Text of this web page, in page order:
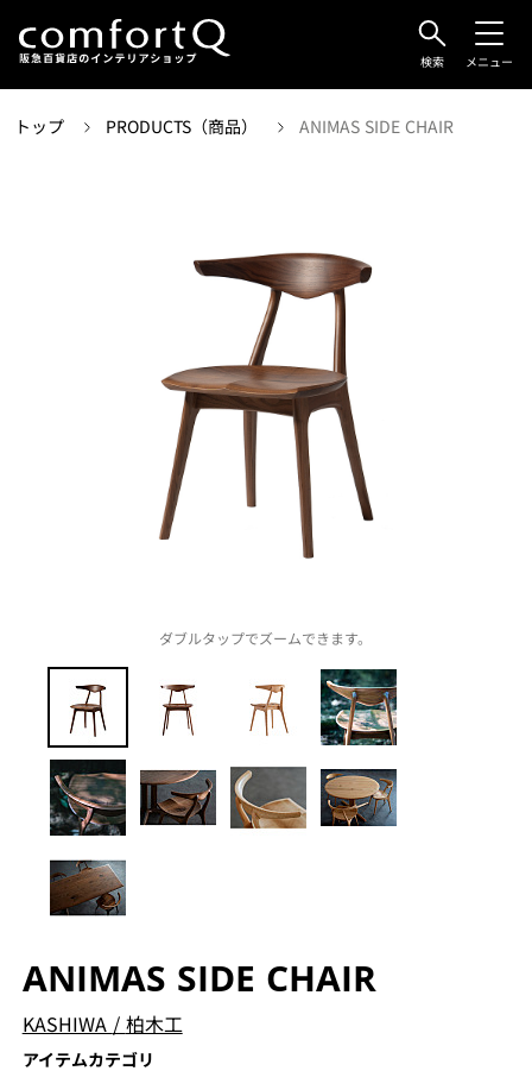
検索 メニュー
トップ PRODUCTS（商品） ANIMAS SIDE CHAIR
ダブルタップでズームできます。
ANIMAS SIDE CHAIR
KASHIWA / 柏木工
アイテムカテゴリ